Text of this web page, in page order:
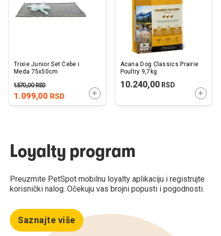
Trixie Junior Set Ćebe i
Meda 75x50cm
1.099,00 RSD
1.570,00RSD
DODAJTE U KORPU
Acana Dog Classics Prairie
Poultry 9,7kg
10.240,00RSD
Loyalty program
Preuzmite PetSpot mobilnu loyalty aplikaciju i registrujte
korisnički nalog. Očekuju vas brojni popusti i pogodnosti.
Saznajte više